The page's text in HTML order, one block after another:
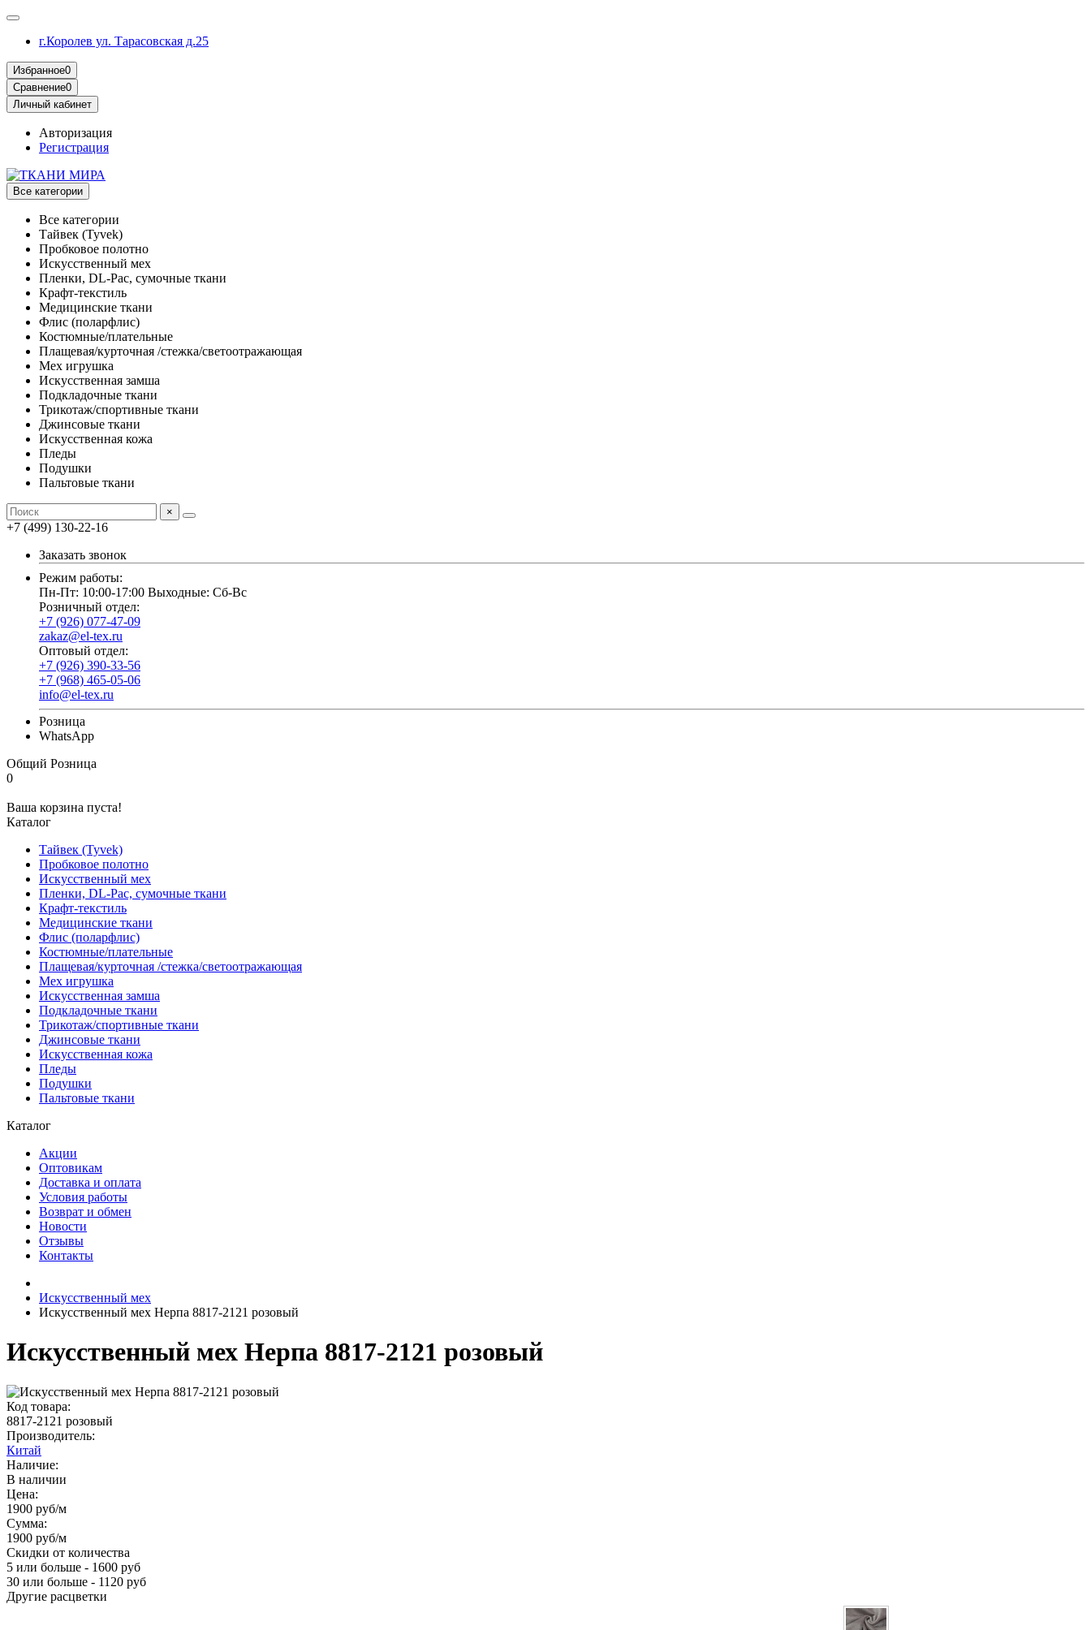
г.Королев ул. Тарасовская д.25
Избранное0
Сравнение0
Личный кабинет
Авторизация
Регистрация
Все категории
Все категории
Тайвек (Tyvek)
Пробковое полотно
Искусственный мех
Пленки, DL-Pac, сумочные ткани
Крафт-текстиль
Медицинские ткани
Флис (поларфлис)
Костюмные/плательные
Плащевая/курточная /стежка/светоотражающая
Мех игрушка
Искусственная замша
Подкладочные ткани
Трикотаж/спортивные ткани
Джинсовые ткани
Искусственная кожа
Пледы
Подушки
Пальтовые ткани
×
+7 (499) 130-22-16
Заказать звонок
Режим работы:
Пн-Пт: 10:00-17:00 Выходные: Сб-Вс
Розничный отдел:
+7 (926) 077-47-09
zakaz@el-tex.ru
Оптовый отдел:
+7 (926) 390-33-56
+7 (968) 465-05-06
info@el-tex.ru
Розница
WhatsApp
Общий Розница
0
Ваша корзина пуста!
Каталог
Тайвек (Tyvek)
Пробковое полотно
Искусственный мех
Пленки, DL-Pac, сумочные ткани
Крафт-текстиль
Медицинские ткани
Флис (поларфлис)
Костюмные/плательные
Плащевая/курточная /стежка/светоотражающая
Мех игрушка
Искусственная замша
Подкладочные ткани
Трикотаж/спортивные ткани
Джинсовые ткани
Искусственная кожа
Пледы
Подушки
Пальтовые ткани
Каталог
Акции
Оптовикам
Доставка и оплата
Условия работы
Возврат и обмен
Новости
Отзывы
Контакты
Искусственный мех
Искусственный мех Нерпа 8817-2121 розовый
Искусственный мех Нерпа 8817-2121 розовый
Код товара:
8817-2121 розовый
Производитель:
Китай
Наличие:
В наличии
Цена:
1900 руб/м
Сумма:
1900 руб/м
Скидки от количества
5 или больше - 1600 руб
30 или больше - 1120 руб
Другие расцветки